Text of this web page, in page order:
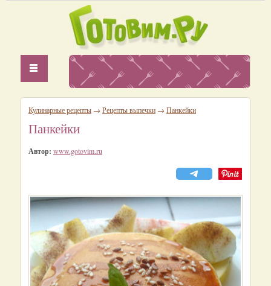
Кулинарные рецепты → Рецепты выпечки → Панкейки
Панкейки
Автор: www.gotovim.ru